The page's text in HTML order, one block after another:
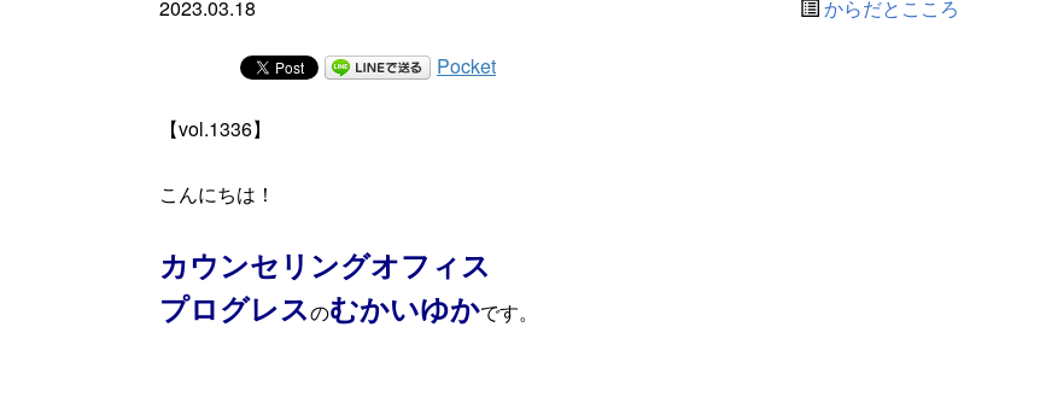
2023.03.18 からだとこころ
Pocket
【vol.1336】
こんにちは！
カウンセリングオフィス
プログレスのむかいゆかです。